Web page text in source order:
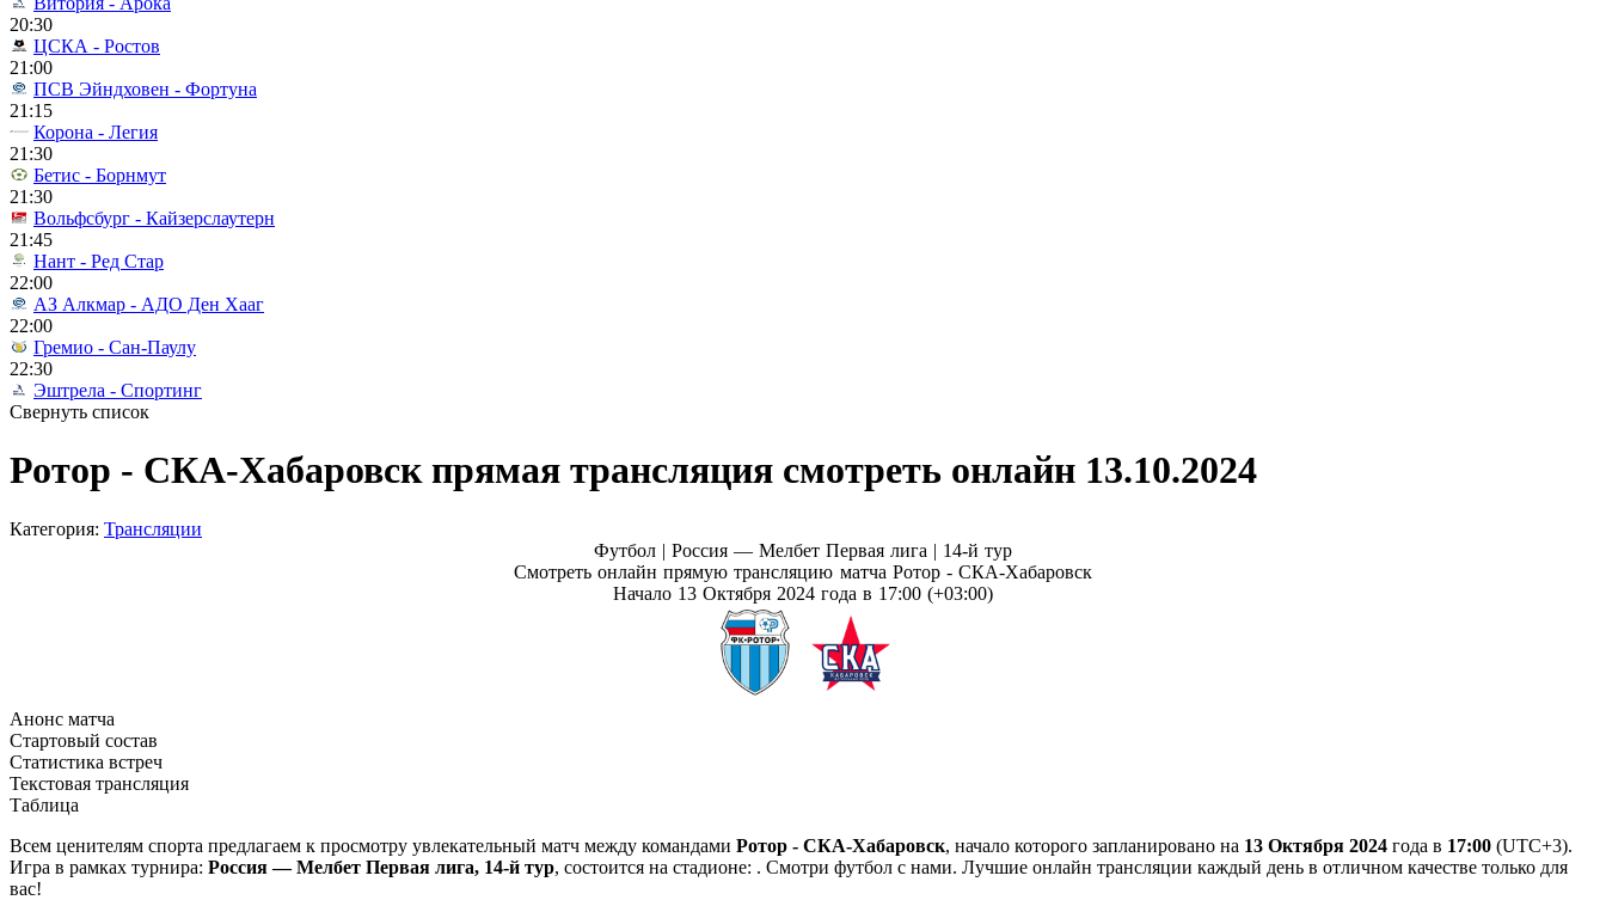
20:30
ЦСКА - Ростов
21:00
ПСВ Эйндховен - Фортуна
21:15
Корона - Легия
21:30
Бетис - Борнмут
21:30
Вольфсбург - Кайзерслаутерн
21:45
Нант - Ред Стар
22:00
АЗ Алкмар - АДО Ден Хааг
22:00
Гремио - Сан-Паулу
22:30
Эштрела - Спортинг
Свернуть список
Ротор - СКА-Хабаровск прямая трансляция смотреть онлайн 13.10.2024
Категория: Трансляции
Футбол | Россия — Мелбет Первая лига | 14-й тур
Смотреть онлайн прямую трансляцию матча Ротор - СКА-Хабаровск
Начало 13 Октября 2024 года в 17:00 (+03:00)
Анонс матча
Стартовый состав
Статистика встреч
Текстовая трансляция
Таблица
Всем ценителям спорта предлагаем к просмотру увлекательный матч между командами Ротор - СКА-Хабаровск, начало которого запланировано на 13 Октября 2024 года в 17:00 (UTC+3).
Игра в рамках турнира: Россия — Мелбет Первая лига, 14-й тур, состоится на стадионе: . Смотри футбол с нами. Лучшие онлайн трансляции каждый день в отличном качестве только для
вас!